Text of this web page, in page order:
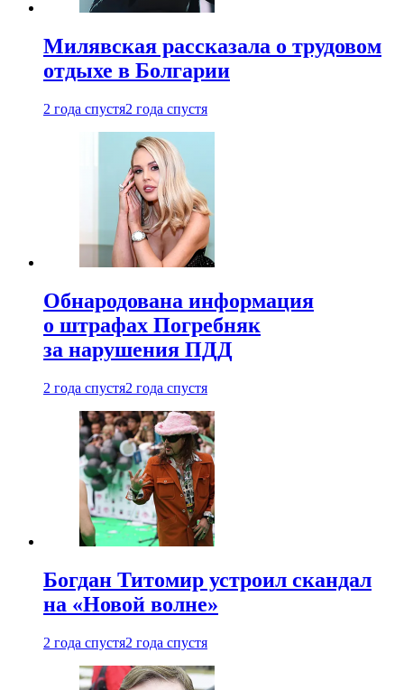
Милявская рассказала о трудовом
отдыхе в Болгарии
2 года спустя2 года спустя
Обнародована информация
о штрафах Погребняк
за нарушения ПДД
2 года спустя2 года спустя
Богдан Титомир устроил скандал
на «Новой волне»
2 года спустя2 года спустя